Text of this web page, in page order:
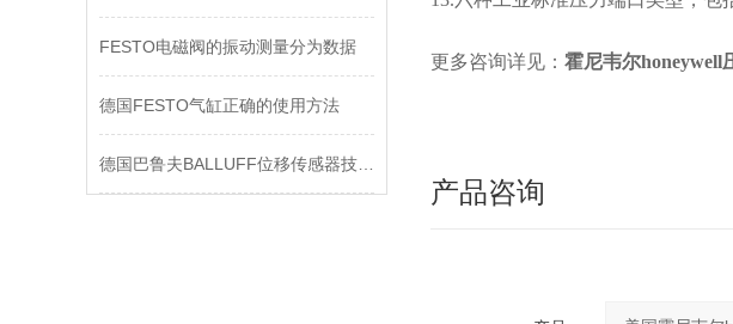
FESTO电磁阀的振动测量分为数据
德国FESTO气缸正确的使用方法
更多咨询详见： 霍尼韦尔honeywell
产品咨询